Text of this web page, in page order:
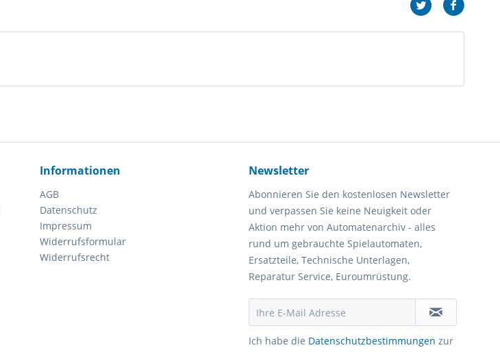
Informationen
AGB
Datenschutz
Impressum
Widerrufsformular
Widerrufsrecht
Newsletter
Abonnieren Sie den kostenlosen Newsletter
und verpassen Sie keine Neuigkeit oder
Aktion mehr von Automatenarchiv - alles
rund um gebrauchte Spielautomaten,
Ersatzteile, Technische Unterlagen,
Reparatur Service, Euroumrüstung.
Ich habe die Datenschutzbestimmungen zur